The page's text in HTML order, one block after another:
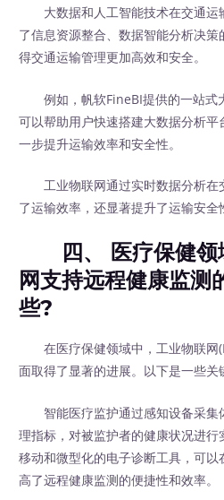
大数据和人工智能技术在交通运
了信息资源整合、数据智能分析决
得交通运输管理更加高效和安全。
例如，帆软FineBI提供的一站式
可以帮助用户快速搭建大数据分析
一步提升运输效率和安全性。
工业物联网通过实时数据分析在
了运输效率，还显著提升了运输安全
四、 医疗保健领
网支持远程健康监测
些?
在医疗保健领域中，工业物联网
面取得了显著的进展。以下是一些关
智能医疗监护通过感知设备采集
理指标，对被监护者的健康状况进
移动和微型化的电子诊断工具，可
高了远程健康监测的便捷性和效率。